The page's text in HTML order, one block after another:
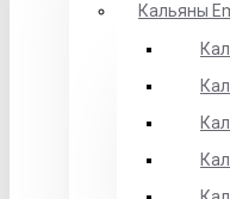
Кальяны